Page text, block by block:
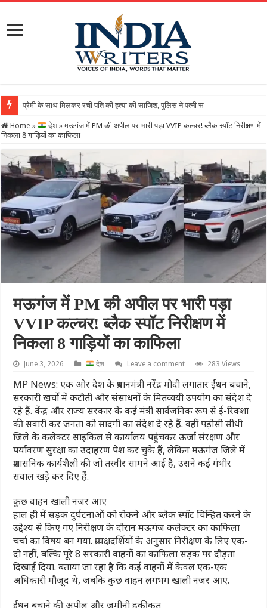
Home » देश » मऊगंज में PM की अपील पर भारी पड़ा VVIP कल्चर! ब्लैक स्पॉट निरीक्षण में
निकला 8 गाड़ियों का काफिला
मऊगंज में PM की अपील पर भारी पड़ा
VVIP कल्चर! ब्लैक स्पॉट निरीक्षण में
निकला 8 गाड़ियों का काफिला
June 3, 2026 देश Leave a comment 283 Views
MP News: एक ओर देश के प्रधानमंत्री नरेंद्र मोदी लगातार ईंधन बचाने,
सरकारी खर्चों में कटौती और संसाधनों के मितव्ययी उपयोग का संदेश दे
रहे हैं. केंद्र और राज्य सरकार के कई मंत्री सार्वजनिक रूप से ई-रिक्शा
की सवारी कर जनता को सादगी का संदेश दे रहे हैं. वहीं पड़ोसी सीधी
जिले के कलेक्टर साइकिल से कार्यालय पहुंचकर ऊर्जा संरक्षण और
पर्यावरण सुरक्षा का उदाहरण पेश कर चुके हैं, लेकिन मऊगंज जिले में
प्रशासनिक कार्यशैली की जो तस्वीर सामने आई है, उसने कई गंभीर
सवाल खड़े कर दिए हैं.
कुछ वाहन खाली नजर आए
हाल ही में सड़क दुर्घटनाओं को रोकने और ब्लैक स्पॉट चिन्हित करने के
उद्देश्य से किए गए निरीक्षण के दौरान मऊगंज कलेक्टर का काफिला
चर्चा का विषय बन गया. प्रत्यक्षदर्शियों के अनुसार निरीक्षण के लिए एक-
दो नहीं, बल्कि पूरे 8 सरकारी वाहनों का काफिला सड़क पर दौड़ता
दिखाई दिया. बताया जा रहा है कि कई वाहनों में केवल एक-एक
अधिकारी मौजूद थे, जबकि कुछ वाहन लगभग खाली नजर आए.
ईंधन बचाने की अपील और जमीनी हकीकत